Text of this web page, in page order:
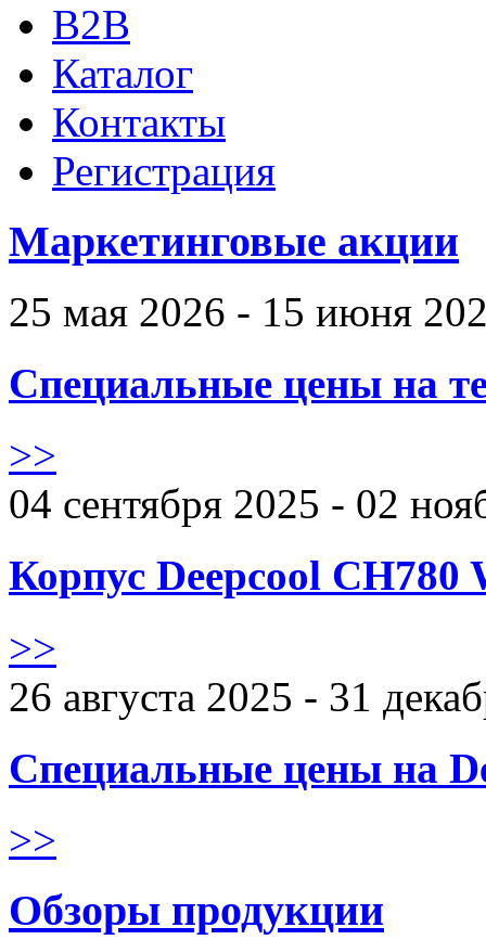
B2B
Каталог
Контакты
Регистрация
Маркетинговые акции
25 мая 2026 - 15 июня
Специальные цены на
>>
04 сентября 2025 - 02
Корпус Deepcool CH780
>>
26 августа 2025 - 31
Специальные цены на
>>
Обзоры продукции